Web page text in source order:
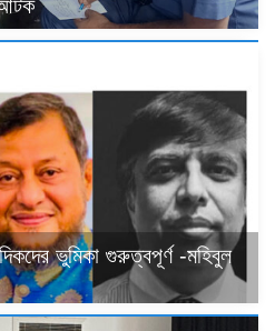
আটক
ভুমিকা গুরুত্বপূর্ণ -মহিবুল